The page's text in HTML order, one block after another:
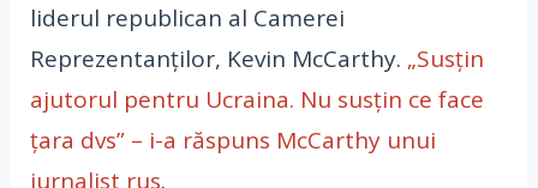
liderul republican al Camerei
Reprezentanţilor, Kevin McCarthy. „Susţin
ajutorul pentru Ucraina. Nu susţin ce face
ţara dvs” – i-a răspuns McCarthy unui
jurnalist rus.